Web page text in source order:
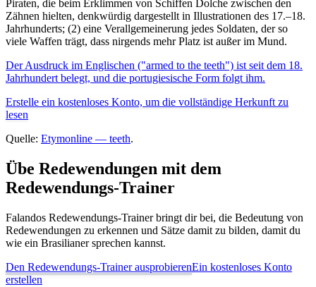
Piraten, die beim Erklimmen von Schiffen Dolche zwischen den
Zähnen hielten, denkwürdig dargestellt in Illustrationen des 17.–18.
Jahrhunderts; (2) eine Verallgemeinerung jedes Soldaten, der so
viele Waffen trägt, dass nirgends mehr Platz ist außer im Mund.
Der Ausdruck im Englischen ("armed to the teeth") ist seit dem 18.
Jahrhundert belegt, und die portugiesische Form folgt ihm.
Erstelle ein kostenloses Konto, um die vollständige Herkunft zu
lesen
Quelle: Etymonline — teeth.
Übe Redewendungen mit dem
Redewendungs-Trainer
Falandos Redewendungs-Trainer bringt dir bei, die Bedeutung von
Redewendungen zu erkennen und Sätze damit zu bilden, damit du
wie ein Brasilianer sprechen kannst.
Den Redewendungs-Trainer ausprobierenEin kostenloses Konto
erstellen